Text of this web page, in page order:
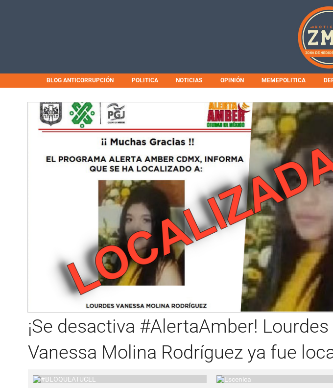
BLOG ANTICORRUPCIÓN POLITICA NOTICIAS OPINIÓN MEMEPOLITICA
¡Se desactiva #AlertaAmber! Lourdes
Vanessa Molina Rodríguez ya fue